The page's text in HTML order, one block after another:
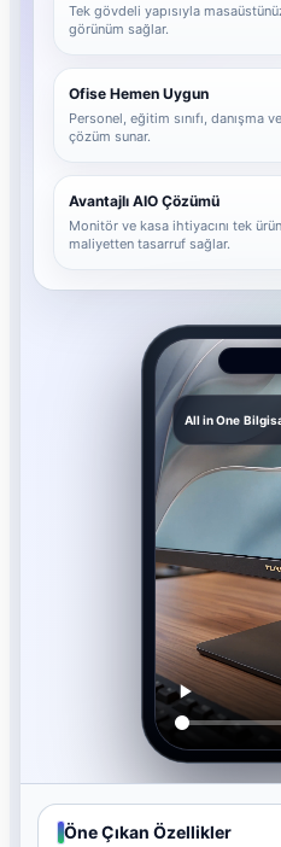
Tek gövdeli yapısıyla
görünüm sağlar.
Ofise Hemen Uygun
Personel, eğitim sınıfı, danışma
çözüm sunar.
Avantajlı AIO Çözümü
Monitör ve kasa ihtiyacını tek
maliyetten tasarruf sağlar.
All in One
Öne Çıkan Özellikler